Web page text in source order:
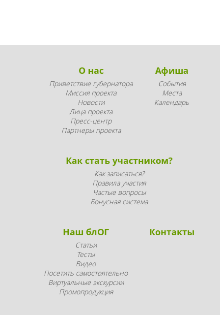
О нас
Приветствие губернатора
Миссия проекта
Новости
Лица проекта
Пресс-центр
Партнеры проекта
Афиша
События
Места
Календарь
Как стать участником?
Как записаться?
Правила участия
Частые вопросы
Бонусная система
Наш блОГ
Статьи
Тесты
Видео
Посетить самостоятельно
Виртуальные экскурсии
Промопродукция
Контакты